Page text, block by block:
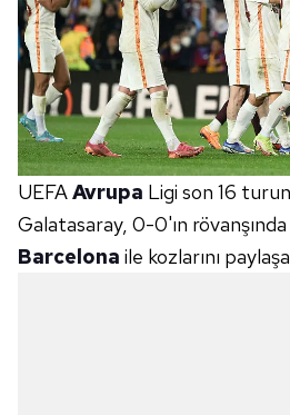
UEFAAvrupa Ligi son 16
Galatasaray, 0-0'ın
Barcelona ile kozlarını